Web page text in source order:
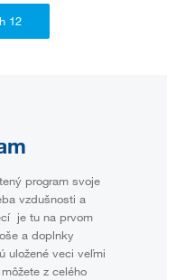
program svoje
vzdušnosti a
je tu na prvom
a doplnky
uložené veci veľmi
z celého